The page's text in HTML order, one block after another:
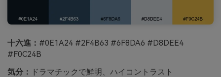
十六進： #0E1A24 #2F4B63 #6F8DA6 #D8DEE4
#F0C24B
気分：
ドラマチックで鮮明、ハイコントラスト